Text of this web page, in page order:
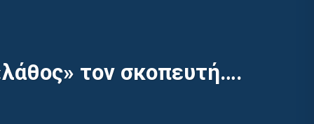
τον σκοπευτή….